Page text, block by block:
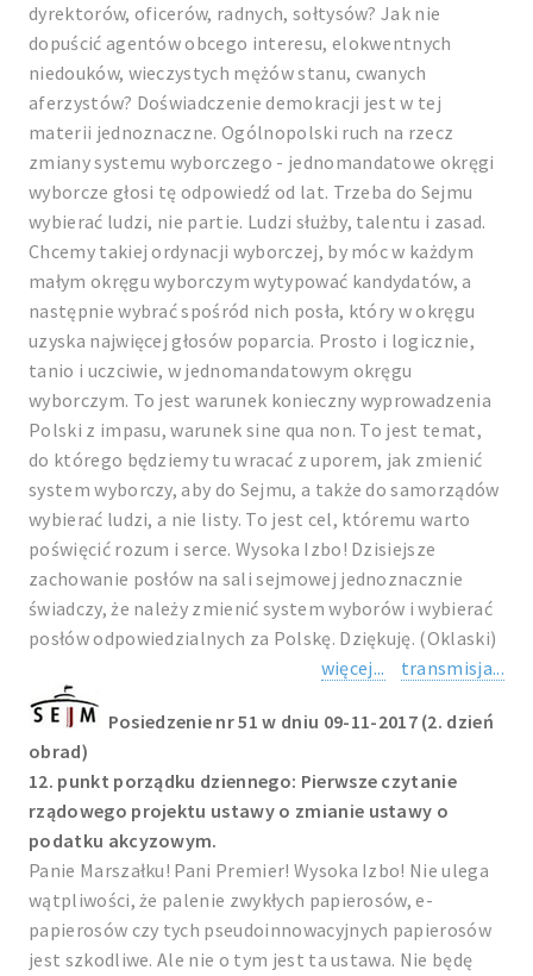
dyrektorów, oficerów, radnych, sołtysów? Jak nie
dopuścić agentów obcego interesu, elokwentnych
niedouków, wieczystych mężów stanu, cwanych
aferzystów? Doświadczenie demokracji jest w tej
materii jednoznaczne. Ogólnopolski ruch na rzecz
zmiany systemu wyborczego - jednomandatowe okręgi
wyborcze głosi tę odpowiedź od lat. Trzeba do Sejmu
wybierać ludzi, nie partie. Ludzi służby, talentu i zasad.
Chcemy takiej ordynacji wyborczej, by móc w każdym
małym okręgu wyborczym wytypować kandydatów, a
następnie wybrać spośród nich posła, który w okręgu
uzyska najwięcej głosów poparcia. Prosto i logicznie,
tanio i uczciwie, w jednomandatowym okręgu
wyborczym. To jest warunek konieczny wyprowadzenia
Polski z impasu, warunek sine qua non. To jest temat,
do którego będziemy tu wracać z uporem, jak zmienić
system wyborczy, aby do Sejmu, a także do samorządów
wybierać ludzi, a nie listy. To jest cel, któremu warto
poświęcić rozum i serce. Wysoka Izbo! Dzisiejsze
zachowanie posłów na sali sejmowej jednoznacznie
świadczy, że należy zmienić system wyborów i wybierać
posłów odpowiedzialnych za Polskę. Dziękuję. (Oklaski)
więcej...
transmisja...
Posiedzenie nr 51 w dniu 09-11-2017 (2. dzień
obrad)
12. punkt porządku dziennego: Pierwsze czytanie
rządowego projektu ustawy o zmianie ustawy o
podatku akcyzowym.
Panie Marszałku! Pani Premier! Wysoka Izbo! Nie ulega
wątpliwości, że palenie zwykłych papierosów, e-
papierosów czy tych pseudoinnowacyjnych papierosów
jest szkodliwe. Ale nie o tym jest ta ustawa. Nie będę